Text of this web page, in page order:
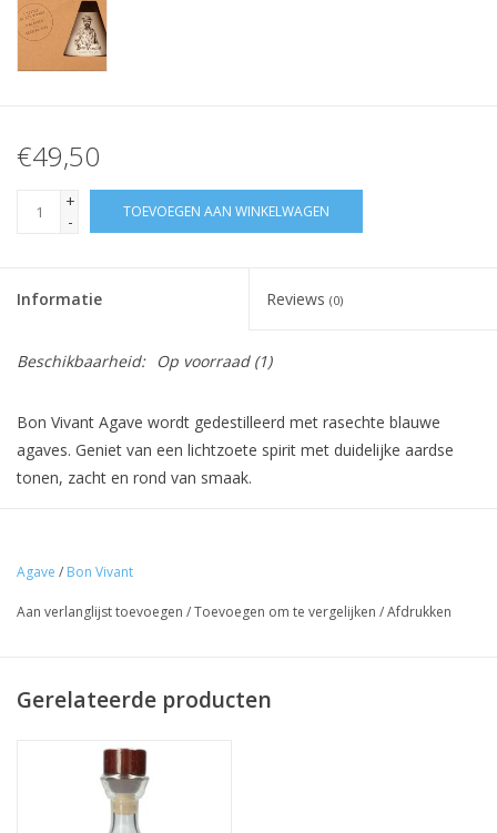
€49,50
+
-
TOEVOEGEN AAN WINKELWAGEN
Informatie Reviews (0)
Beschikbaarheid: Op voorraad(1)
Bon Vivant Agave wordt gedestilleerd met rasechte blauwe
agaves. Geniet van een lichtzoete spirit met duidelijke aardse
tonen, zacht en rond van smaak.
Agave / Bon Vivant
Aan verlanglijst toevoegen /Toevoegen om te vergelijken /Afdrukken
Gerelateerde producten